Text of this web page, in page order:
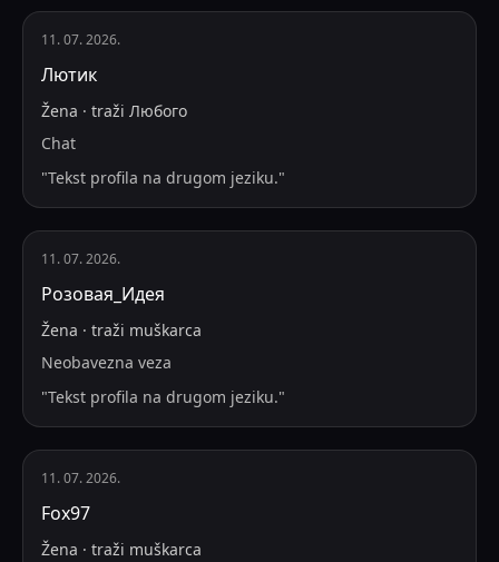
11. 07. 2026.
Лютик
Žena · traži Любого
Chat
"Tekst profila na drugom jeziku."
11. 07. 2026.
Розовая_Идея
Žena · traži muškarca
Neobavezna veza
"Tekst profila na drugom jeziku."
11. 07. 2026.
Fox97
Žena · traži muškarca